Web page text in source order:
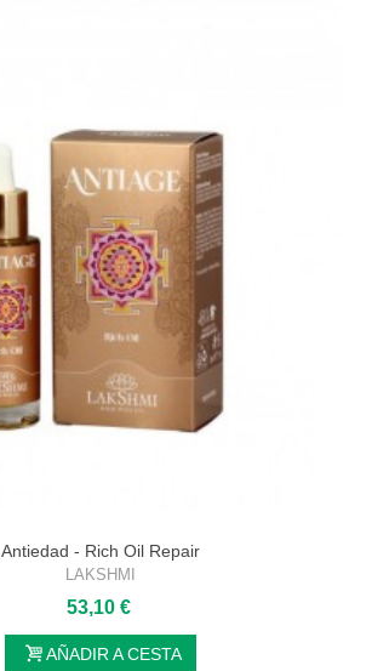
Antiedad - Rich Oil Repair
LAKSHMI
53,10 €
AÑADIR A CESTA